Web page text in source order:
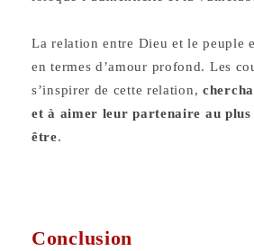
La relation entre Dieu et le peuple
en termes d’amour profond. Les
s’inspirer de cette relation,
et à aimer leur partenaire au
être.
Conclusion